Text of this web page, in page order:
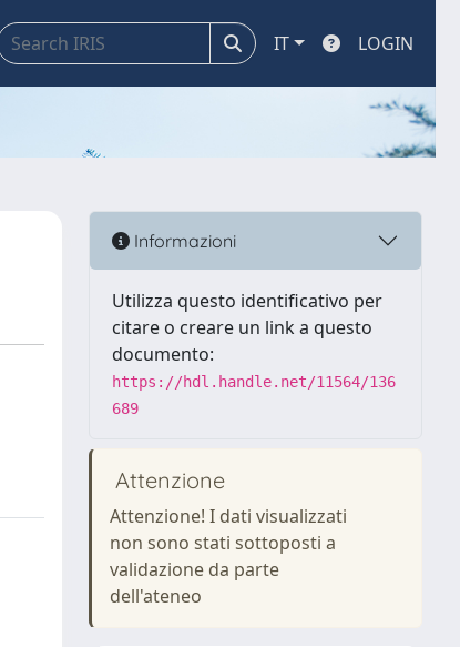
IT LOGIN
Informazioni
Utilizza questo identificativo per
citare o creare un link a questo
documento:
https://hdl.handle.net/11564/136
689
Attenzione
Attenzione! I dati visualizzati
non sono stati sottoposti a
validazione da parte
dell'ateneo